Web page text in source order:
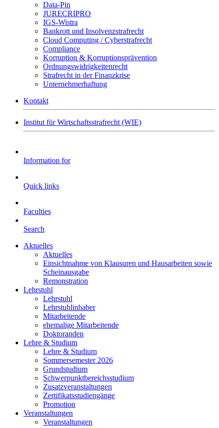
Data-Pin
JURECRIPRO
IGS-Wistra
Bankrott und Insolvenzstrafrecht
Cloud Computing / Cyberstrafrecht
Compliance
Korruption & Korruptionsprävention
Ordnungswidrigkeitenrecht
Strafrecht in der Finanzkrise
Unternehmerhaftung
Kontakt
Institut für Wirtschaftsstrafrecht (WIE)
Information for
Quick links
Faculties
Search
Aktuelles
Aktuelles
Einsichtnahme von Klausuren und Hausarbeiten sowie
Scheinausgabe
Remonstration
Lehrstuhl
Lehrstuhl
Lehrstuhlinhaber
Mitarbeitende
ehemalige Mitarbeitende
Doktoranden
Lehre & Studium
Lehre & Studium
Sommersemester 2026
Grundstudium
Schwerpunktbereichsstudium
Zusatzveranstaltungen
Zertifikatsstudiengänge
Promotion
Veranstaltungen
Veranstaltungen